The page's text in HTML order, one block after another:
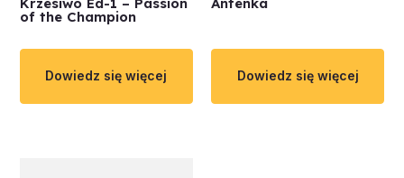
of the Champion
Dowiedz się więcej Dowiedz się więcej